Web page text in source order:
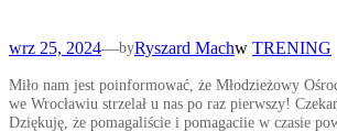
wrz 25, 2024—byRyszard Machw TRENING
Miło nam jest poinformować, że Młodzieżowy
we Wrocławiu strzelał u nas po raz pierwszy!
Dziękuję, że pomagaliście i pomagaciie w czasie